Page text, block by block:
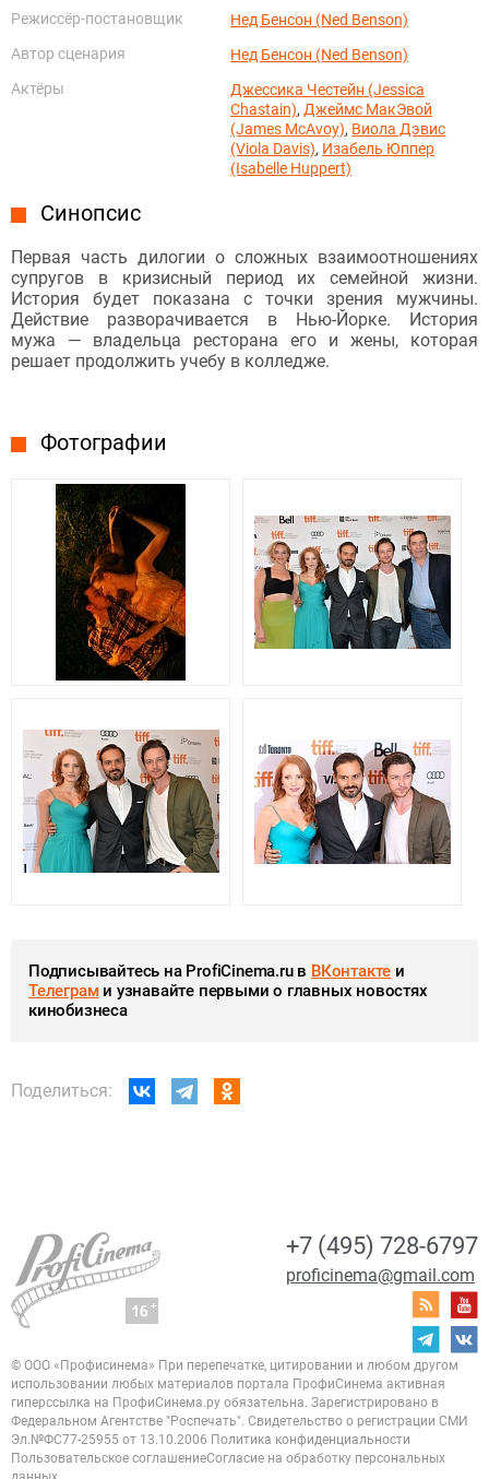
Режиссёр-постановщик
Нед Бенсон (Ned Benson)
Автор сценария
Нед Бенсон (Ned Benson)
Актёры
Джессика Честейн (Jessica
Chastain), Джеймс МакЭвой
(James McAvoy), Виола Дэвис
(Viola Davis), Изабель Юппер
(Isabelle Huppert)
Синопсис
Первая часть дилогии о сложных взаимоотношениях
супругов в кризисный период их семейной жизни.
История будет показана с точки зрения мужчины.
Действие разворачивается в Нью-Йорке. История
мужа — владельца ресторана его и жены, которая
решает продолжить учебу в колледже.
Фотографии
Подписывайтесь на ProfiCinema.ru в ВКонтакте и
Телеграми узнавайте первыми о главных новостях
кинобизнеса
Поделиться:
+7 (495) 728-6797
proficinema@gmail.com
© ООО «Профисинема» При перепечатке, цитировании и любом другом
использовании любых материалов портала ПрофиСинема активная
гиперссылка на ПрофиСинема.ру обязательна. Зарегистрировано в
Федеральном Агентстве "Роспечать". Свидетельство о регистрации СМИ
Эл.№ФС77-25955 от 13.10.2006 Политика конфиденциальности
Пользовательское соглашениеСогласие на обработку персональных